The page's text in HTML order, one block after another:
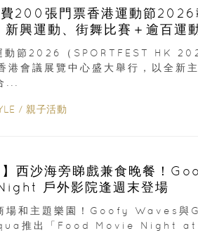
200張門票香港運動節2026
興運動、街舞比賽＋逾百運
動節2026（SPORTFEST HK
會議展覽中心盛大舉行，以全新主
...
/ 親子活動
西沙海旁睇戲兼食晚餐！
戶外影院逢週末登場
場和主題樂園！Goofy Waves與
推出「Food Movie Night